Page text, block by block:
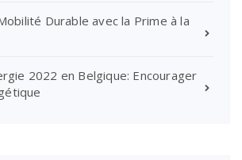
Durable avec la Prime à la
2022 en Belgique: Encourager